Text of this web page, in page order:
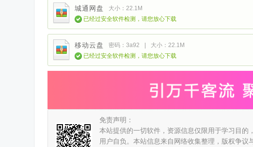
城通网盘
大小：22.1M
已经过安全软件检测，请您放心下载
移动云盘 密码：3a92 |
大小：22.1M
已经过安全软件检测，请您放心下载
免责声明：
本站提供的一切软件，资源信息仅限用于学习目
用户自负。本站信息来自网络收集整理，版权争